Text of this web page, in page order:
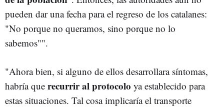
pueden dar una fecha para el regreso de los catalanes:
"No porque no queramos, sino porque no lo
sabemos"".
"Ahora bien, si alguno de ellos desarrollara síntomas,
habría que recurrir al protocolo ya establecido para
estas situaciones. Tal cosa implicaría el transporte